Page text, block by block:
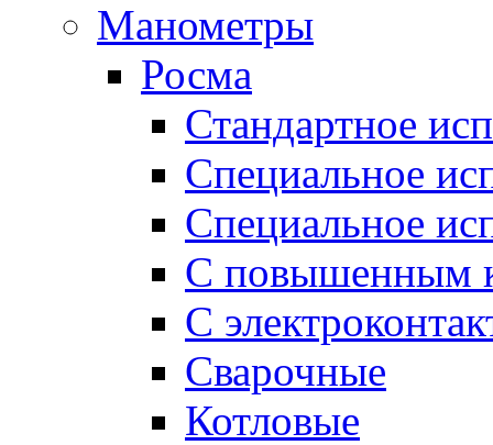
Манометры
Росма
Стандартное
Специальное
Специальное
С повышенным
С
Cварочные
Котловые